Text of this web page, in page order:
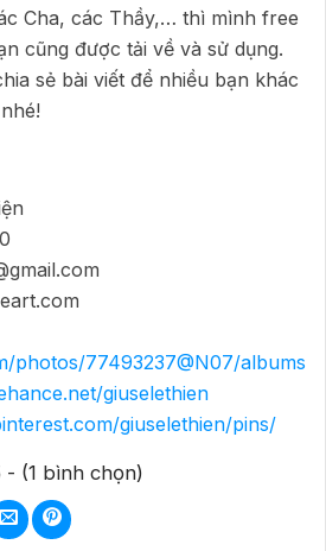
Cha, các Thầy,… thì mình free
cũng được tải về và sử dụng.
sẻ bài viết để nhiều bạn khác
photos/77493237@N07/albums
giuselethien
giuselethien/pins/
- (1 bình chọn)